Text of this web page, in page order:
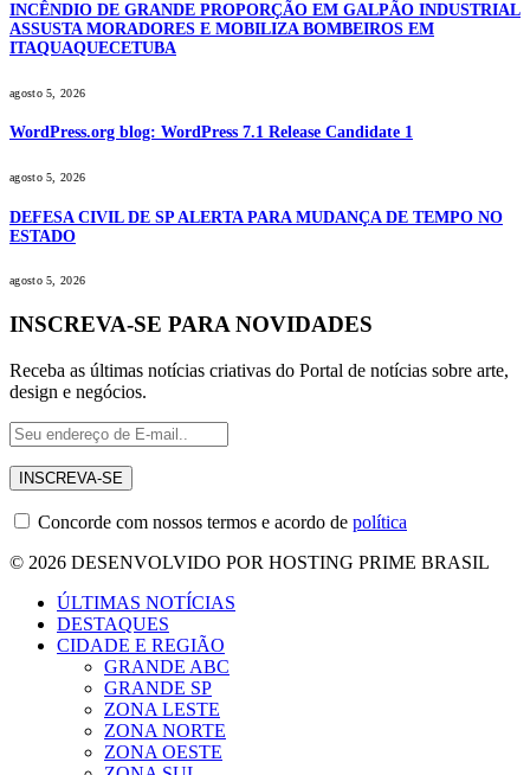
INCÊNDIO DE GRANDE PROPORÇÃO EM GALPÃO INDUSTRIAL
ASSUSTA MORADORES E MOBILIZA BOMBEIROS EM
ITAQUAQUECETUBA
agosto 5, 2026
WordPress.org blog: WordPress 7.1 Release Candidate 1
agosto 5, 2026
DEFESA CIVIL DE SP ALERTA PARA MUDANÇA DE TEMPO NO
ESTADO
agosto 5, 2026
INSCREVA-SE PARA NOVIDADES
Receba as últimas notícias criativas do Portal de notícias sobre arte,
design e negócios.
Concorde com nossos termos e acordo de política
© 2026 DESENVOLVIDO POR HOSTING PRIME BRASIL
ÚLTIMAS NOTÍCIAS
DESTAQUES
CIDADE E REGIÃO
GRANDE ABC
GRANDE SP
ZONA LESTE
ZONA NORTE
ZONA OESTE